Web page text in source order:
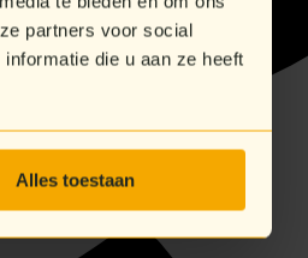
partners voor social
die u aan ze heeft
Alles toestaan